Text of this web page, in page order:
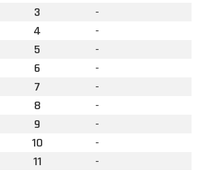
3
-
4
-
5
-
6
-
7
-
8
-
9
-
10
-
11
-